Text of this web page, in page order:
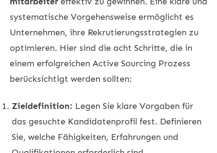
systematische Vorgehensweise ermöglicht es
Unternehmen, ihre Rekrutierungsstrategien zu
optimieren. Hier sind die acht Schritte, die in
einem erfolgreichen Active Sourcing Prozess
berücksichtigt werden sollten:
Zieldefinition: Legen Sie klare Vorgaben für
das gesuchte Kandidatenprofil fest. Definieren
Sie, welche Fähigkeiten, Erfahrungen und